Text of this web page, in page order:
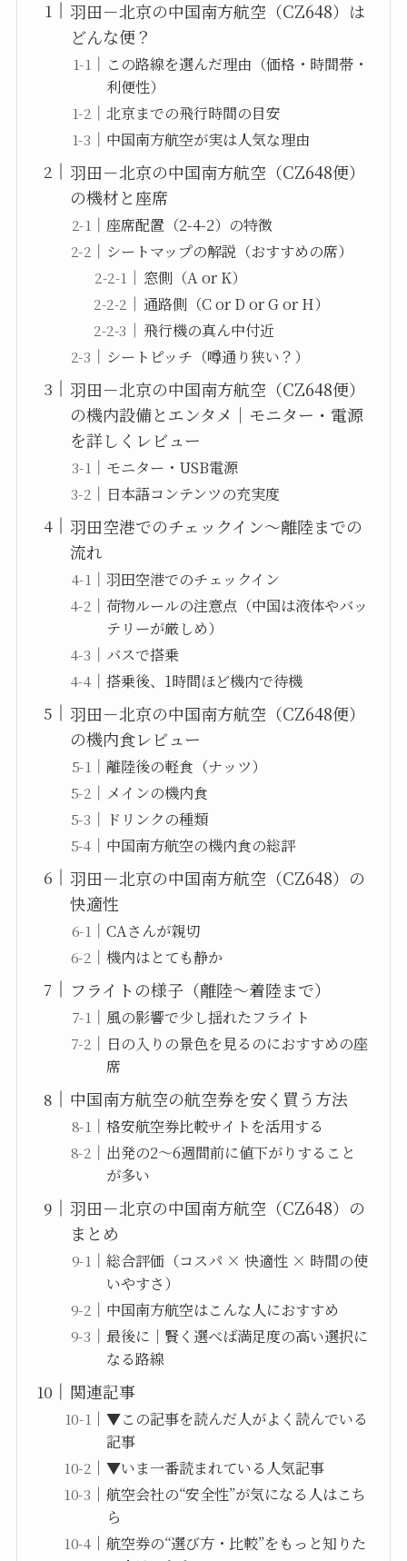
羽田－北京の中国南方航空（CZ648）は
どんな便？
この路線を選んだ理由（価格・時間帯・
利便性）
北京までの飛行時間の目安
中国南方航空が実は人気な理由
羽田－北京の中国南方航空（CZ648便）
の機材と座席
座席配置（2-4-2）の特徴
シートマップの解説（おすすめの席）
窓側（A or K）
通路側（C or D or G or H）
飛行機の真ん中付近
シートピッチ（噂通り狭い？）
羽田－北京の中国南方航空（CZ648便）
の機内設備とエンタメ｜モニター・電源
を詳しくレビュー
モニター・USB電源
日本語コンテンツの充実度
羽田空港でのチェックイン～離陸までの
流れ
羽田空港でのチェックイン
荷物ルールの注意点（中国は液体やバッ
テリーが厳しめ）
バスで搭乗
搭乗後、1時間ほど機内で待機
羽田－北京の中国南方航空（CZ648便）
の機内食レビュー
離陸後の軽食（ナッツ）
メインの機内食
ドリンクの種類
中国南方航空の機内食の総評
羽田－北京の中国南方航空（CZ648）の
快適性
CAさんが親切
機内はとても静か
フライトの様子（離陸～着陸まで）
風の影響で少し揺れたフライト
日の入りの景色を見るのにおすすめの座
席
中国南方航空の航空券を安く買う方法
格安航空券比較サイトを活用する
出発の2〜6週間前に値下がりすること
が多い
羽田－北京の中国南方航空（CZ648）の
まとめ
総合評価（コスパ × 快適性 × 時間の使
いやすさ）
中国南方航空はこんな人におすすめ
最後に｜賢く選べば満足度の高い選択に
なる路線
関連記事
▼この記事を読んだ人がよく読んでいる
記事
▼いま一番読まれている人気記事
航空会社の“安全性”が気になる人はこち
ら
航空券の“選び方・比較”をもっと知りた